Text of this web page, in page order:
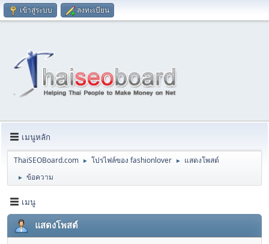
เข้าสู่ระบบ ลงทะเบียน
เมนูหลัก
ThaiSEOBoard.com ► โปรไฟล์ของ fashionlover ► แสดงโพสต์
► ข้อความ
เมนู
แสดงโพสต์